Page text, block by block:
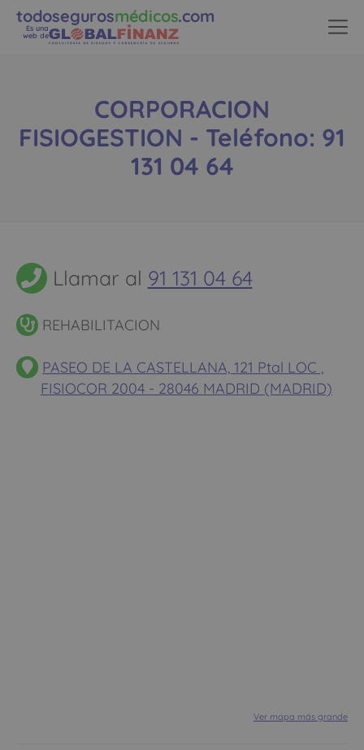
todosegurosmédicos.com
Es una
web de
CORPORACION
FISIOGESTION - Teléfono: 91
131 04 64
Llamar al 91 131 04 64
REHABILITACION
PASEO DE LA CASTELLANA, 121 Ptal LOC ,
FISIOCOR 2004 - 28046 MADRID (MADRID)
Ver mapa más grande